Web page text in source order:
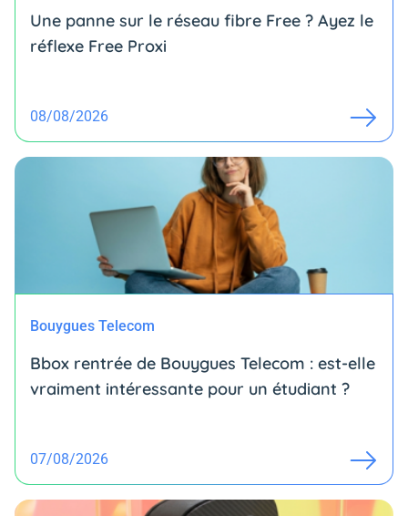
Une panne sur le réseau fibre Free ? Ayez le
réflexe Free Proxi
08/08/2026
Bouygues Telecom
Bbox rentrée de Bouygues Telecom : est-elle
vraiment intéressante pour un étudiant ?
07/08/2026